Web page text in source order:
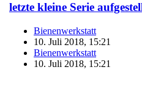
letzte kleine Serie
Bienenwerkstatt
10. Juli 2018, 15:21
Bienenwerkstatt
10. Juli 2018, 15:21